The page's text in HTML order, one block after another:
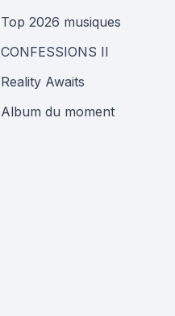
Top 2026 musiques
CONFESSIONS II
Reality Awaits
Album du moment